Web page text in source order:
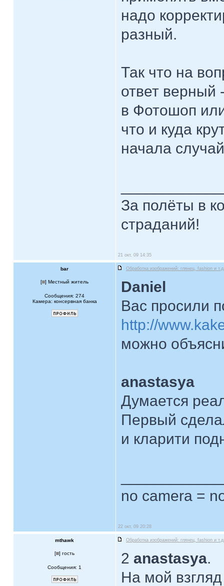
надо
разный.
Так что на
ответ верный
в Фотошоп
что и куда
начала
За полёты в
страданий!
21 окт, 09 14:35
bar Обработка изображений: глянец, fashion и
[ ] Местный житель
Сообщения: 274
Камера: консервная банка
Daniel
Вас просили
http://
можно
anastasya
Думается
Первый
и кларити
no camera =
22 окт, 09 20:28
mthawk Обработка изображений: глянец, fashion и
[ ] гость
Сообщения: 1
2 anastasya.
На мой